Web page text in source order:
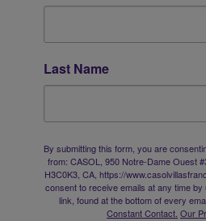
Last Name
By submitting this form, you are
from: CASOL, 950 Notre-Dame Ouest
H3C0K3, CA, https://
consent to receive emails at any time
link, found at the bottom of every
Constant Contact. Our